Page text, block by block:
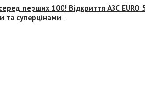
перших 100! Відкриття АЗС EURO
та суперцінами